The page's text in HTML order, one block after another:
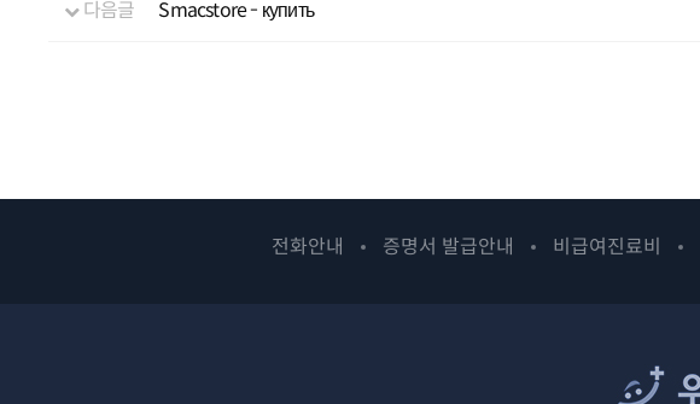
다음글 Smacstore - купить
전화안내 증명서 발급안내 비급여진료비